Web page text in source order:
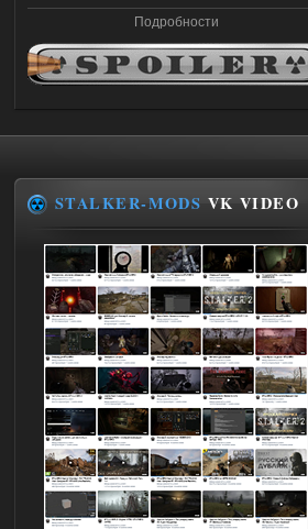
Здравствуйте, почему не
Анимаций открытия рюкзака и
использования предметов как в
трелере?
Ответить ➤
03.08.2026
ANOMALY ※ MEDIUM 7.0
Доступно только для пользователей
Ответить ➤
03.08.2026
Improved Weapon Pack (I.W.P.) - UPD
30.12.25
11:00
Stalker-Mods-Clan-su
Глобальный патч от
31.07.2026.
Устанавливать только
поверх финальной версии все в одном
(Standalone Final) от 29.12.2025!
Доступно только для пользователей
Подробности
STALKER-MODS VK VIDEO